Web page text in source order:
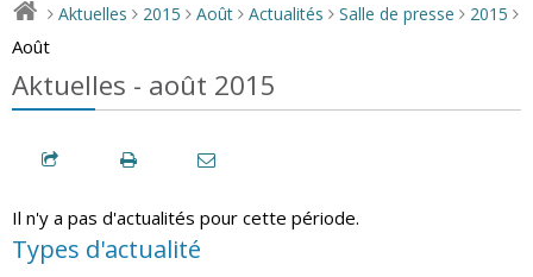
> Aktuelles > 2015 > Août > Actualités > Salle de presse > 2015 >
Août
Aktuelles - août 2015
Il n'y a pas d'actualités pour cette période.
Types d'actualité